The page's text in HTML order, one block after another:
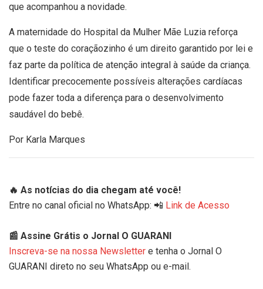
que acompanhou a novidade.
A maternidade do Hospital da Mulher Mãe Luzia reforça
que o teste do coraçãozinho é um direito garantido por lei e
faz parte da política de atenção integral à saúde da criança.
Identificar precocemente possíveis alterações cardíacas
pode fazer toda a diferença para o desenvolvimento
saudável do bebê.
Por Karla Marques
🔥 As notícias do dia chegam até você!
Entre no canal oficial no WhatsApp: 📲 Link de Acesso
📰 Assine Grátis o Jornal O GUARANI
Inscreva-se na nossa Newsletter e tenha o Jornal O
GUARANI direto no seu WhatsApp ou e-mail.